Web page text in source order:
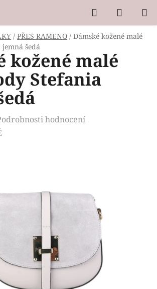
Hledat
KOŠÍK
/ PŘES RAMENO / Dámské kožené malé
šedá
kožené malé
Stefania
hodnocení